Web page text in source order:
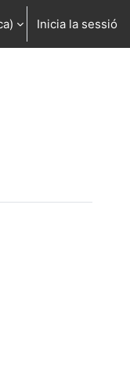
la cercaInicia la sessió